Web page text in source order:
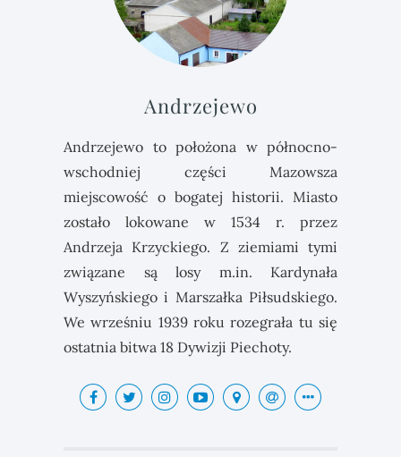
Andrzejewo
Andrzejewo to położona w północno-
wschodniej części Mazowsza
miejscowość o bogatej historii. Miasto
zostało lokowane w 1534 r. przez
Andrzeja Krzyckiego. Z ziemiami tymi
związane są losy m.in. Kardynała
Wyszyńskiego i Marszałka Piłsudskiego.
We wrześniu 1939 roku rozegrała tu się
ostatnia bitwa 18 Dywizji Piechoty.